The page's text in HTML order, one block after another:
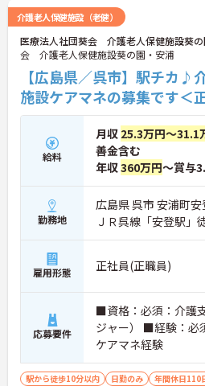
介護老人保健施設（老健）
医療法人社団葵会 介護老人保健施設葵
会 介護老人保健施設葵の園・安浦
【広島県／呉市】駅チカ♪
施設ケアマネの募集です＜
給料
月収 25.3万円～31.1
善金含む
年収360万円～賞与
勤務地
広島県 呉市 安浦町
ＪＲ呉線「安登駅」
雇用形態 正社員(正職員)
応募要件
■資格：必須：介護
ジャー） ■経験：必
ケアマネ経験
駅から徒歩10分以内 日勤のみ
年間休日110